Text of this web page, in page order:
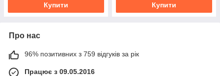
Купити Купити
Про нас
96% позитивних з 759 відгуків за рік
Працює з 09.05.2016